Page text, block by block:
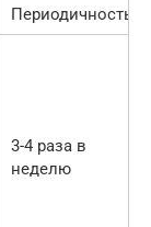
Периодичность
3-4 раза в
неделю